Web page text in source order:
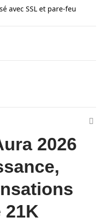
avec SSL et pare-feu
2026
21K